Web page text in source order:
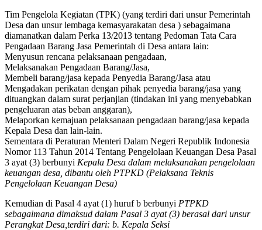
Tim Pengelola Kegiatan (TPK) (yang terdiri dari unsur Pemerintah
Desa dan unsur lembaga kemasyarakatan desa ) sebagaimana
diamanatkan dalam Perka 13/2013 tentang Pedoman Tata Cara
Pengadaan Barang Jasa Pemerintah di Desa antara lain:
Menyusun rencana pelaksanaan pengadaan,
Melaksanakan Pengadaan Barang/Jasa,
Membeli barang/jasa kepada Penyedia Barang/Jasa atau
Mengadakan perikatan dengan pihak penyedia barang/jasa yang
dituangkan dalam surat perjanjian (tindakan ini yang menyebabkan
pengeluaran atas beban anggaran),
Melaporkan kemajuan pelaksanaan pengadaan barang/jasa kepada
Kepala Desa dan lain-lain.
Sementara di Peraturan Menteri Dalam Negeri Republik Indonesia
Nomor 113 Tahun 2014 Tentang Pengelolaan Keuangan Desa Pasal
3 ayat (3) berbunyi Kepala Desa dalam melaksanakan pengelolaan
keuangan desa, dibantu oleh PTPKD (Pelaksana Teknis
Pengelolaan Keuangan Desa)
Kemudian di Pasal 4 ayat (1) huruf b berbunyi PTPKD
sebagaimana dimaksud dalam Pasal 3 ayat (3) berasal dari unsur
Perangkat Desa,terdiri dari: b. Kepala Seksi